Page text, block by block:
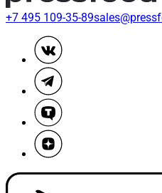
+7 495 109-35-89